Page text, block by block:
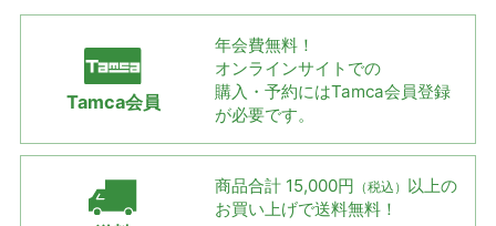
Tamca会員
年会費無料！
オンラインサイトでの
購入・予約にはTamca会員登録
が必要です。
商品合計 15,000円 （税込） 以上の
お買い上げで送料無料！